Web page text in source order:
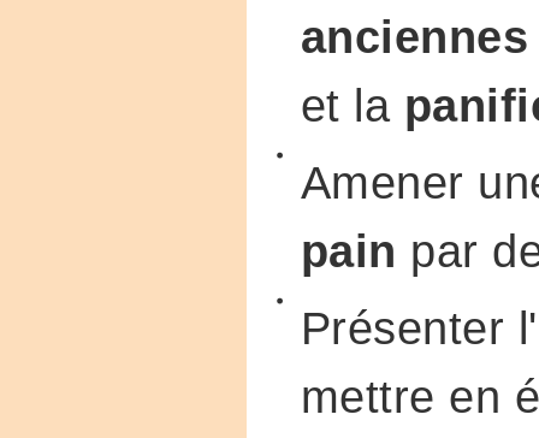
et la
Amener
pain par
Présenter l'
mettre en